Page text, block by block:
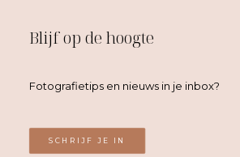
Blijf op de hoogte
Fotografietips en nieuws in je inbox?
SCHRIJF JE IN